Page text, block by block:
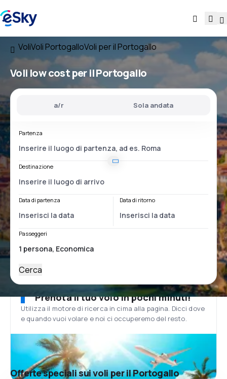
VoliVoli PortogalloVoli per il Portogallo
Voli low costper il Portogallo
a/r Sola andata
Partenza
Destinazione
Data di partenza Data di ritorno
Passeggeri
Cerca
Prenota il tuo volo in pochi minuti!
Utilizza il motore di ricerca in cima alla pagina. Dicci dove
e quando vuoi volare e noi ci occuperemo del resto.
Offerte speciali sui voli per il Portogallo